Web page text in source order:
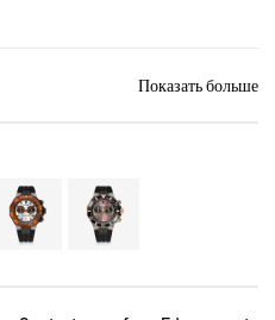
Показать больше